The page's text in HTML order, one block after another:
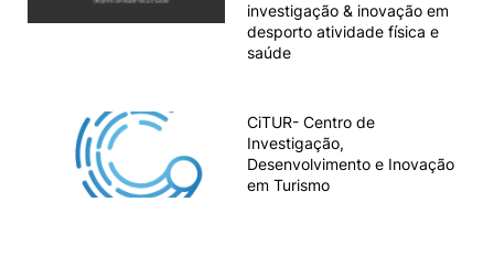
Elogio / Sugestão / Reclamação Contactos Denúncias
©2026 Instituto Politécnico de Coimbra. Todos os direitos reservados.
investigação & inovação em
desporto atividade física e
saúde
CiTUR- Centro de
Investigação,
Desenvolvimento e Inovação
em Turismo